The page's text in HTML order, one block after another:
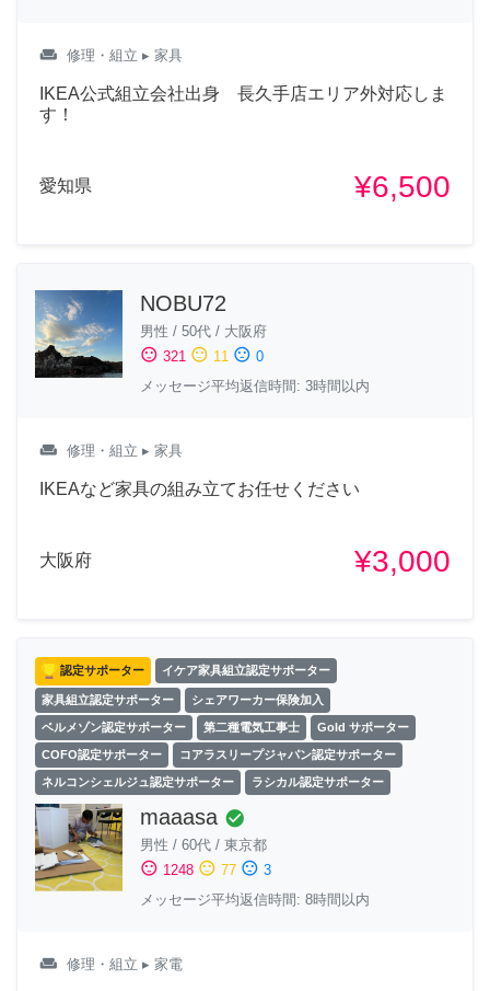
weekend 修理・組立 ▸ 家具
IKEA公式組立会社出身 長久手店エリア外対応しま
す！
愛知県 ¥6,500
NOBU72
男性 / 50代 / 大阪府
sentiment_satisfied 321 sentiment_neutral 11 sentiment_dissatisfied 0
メッセージ平均返信時間: 3時間以内
weekend 修理・組立 ▸ 家具
IKEAなど家具の組み立てお任せください
大阪府 ¥3,000
認定サポーター イケア家具組立認定サポーター
家具組立認定サポーター シェアワーカー保険加入
ベルメゾン認定サポーター 第二種電気工事士 Gold サポーター
COFO認定サポーター コアラスリープジャパン認定サポーター
ネルコンシェルジュ認定サポーター ラシカル認定サポーター
maaasa check_circle
男性 / 60代 / 東京都
sentiment_satisfied 1248 sentiment_neutral 77 sentiment_dissatisfied 3
メッセージ平均返信時間: 8時間以内
weekend 修理・組立 ▸ 家電